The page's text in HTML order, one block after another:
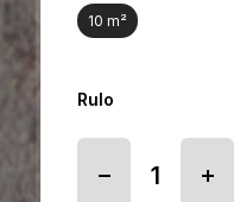
10 m²
Rulo